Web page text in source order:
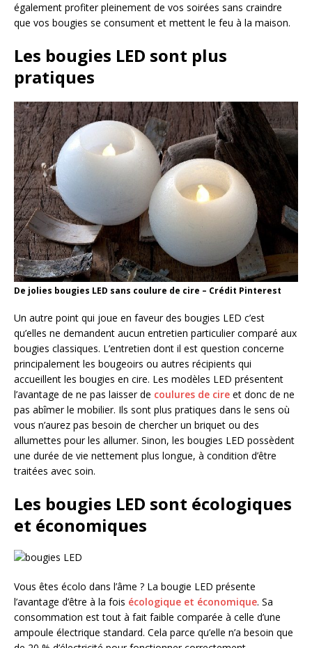
également profiter pleinement de vos soirées sans craindre
que vos bougies se consument et mettent le feu à la maison.
Les bougies LED sont plus
pratiques
De jolies bougies LED sans coulure de cire – Crédit Pinterest
Un autre point qui joue en faveur des bougies LED c’est
qu’elles ne demandent aucun entretien particulier comparé aux
bougies classiques. L’entretien dont il est question concerne
principalement les bougeoirs ou autres récipients qui
accueillent les bougies en cire. Les modèles LED présentent
l’avantage de ne pas laisser de coulures de cire et donc de ne
pas abîmer le mobilier. Ils sont plus pratiques dans le sens où
vous n’aurez pas besoin de chercher un briquet ou des
allumettes pour les allumer. Sinon, les bougies LED possèdent
une durée de vie nettement plus longue, à condition d’être
traitées avec soin.
Les bougies LED sont écologiques
et économiques
Vous êtes écolo dans l’âme ? La bougie LED présente
l’avantage d’être à la fois écologique et économique. Sa
consommation est tout à fait faible comparée à celle d’une
ampoule électrique standard. Cela parce qu’elle n’a besoin que